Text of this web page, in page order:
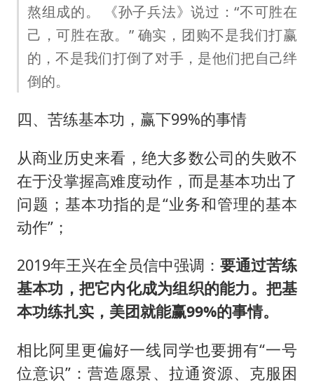
熬组成的。 《孙子兵法》说过：“不可胜在
己，可胜在敌。” 确实，团购不是我们打赢
的，不是我们打倒了对手，是他们把自己绊
倒的。
四、苦练基本功，赢下99%的事情
从商业历史来看，绝大多数公司的失败不
在于没掌握高难度动作，而是基本功出了
问题；基本功指的是“业务和管理的基本
动作”；
2019年王兴在全员信中强调：要通过苦练
基本功，把它内化成为组织的能力。把基
本功练扎实，美团就能赢99%的事情。
相比阿里更偏好一线同学也要拥有“一号
位意识”：营造愿景、拉通资源、克服困